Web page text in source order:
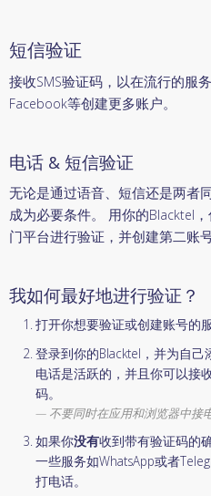
短信验证
接收SMS验证码，以在流行的服
Facebook等创建更多账户。
电话 & 短信验证
无论是通过语音、短信还是两者
成为必要条件。 用你的Blacktel
门平台进行验证，并创建第二账
我如何最好地进行验证？
打开你想要验证或创建账号的
登录到你的Blacktel，并为自
电话是活跃的，并且你可以接
码。
不要同时在应用和浏览器中接电
如果你没有收到带有验证码的
一些服务如WhatsApp或者
打电话。